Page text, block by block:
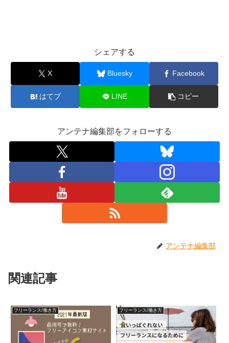
シェアする
X Bluesky Facebook
はてブ LINE コピー
アンテナ編集部をフォローする
アンテナ編集部
関連記事
フリーランス/働き方 フリーランス/働き方